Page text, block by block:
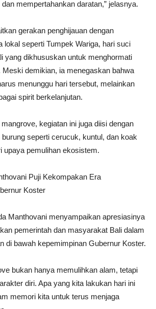
mempertahankan daratan,” jelasnya.
gerakan penghijauan dengan
lokal seperti Tumpek Wariga, hari suci
yang dikhususkan untuk menghormati
Meski demikian, ia menegaskan bahwa
menunggu hari tersebut, melainkan
spirit berkelanjutan.
kegiatan ini juga diisi dengan
burung seperti cerucuk, kuntul, dan koak
upaya pemulihan ekosistem.
Puji Kekompakan Era
Koster
Manthovani menyampaikan apresiasinya
pemerintah dan masyarakat Bali dalam
di bawah kepemimpinan Gubernur Koster.
bukan hanya memulihkan alam, tetapi
diri. Apa yang kita lakukan hari ini
memori kita untuk terus menjaga